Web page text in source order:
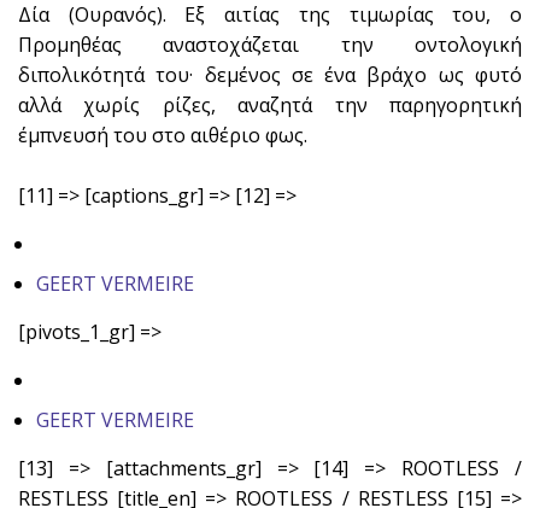
Δία (Ουρανός). Εξ αιτίας της τιμωρίας του, ο
Προμηθέας αναστοχάζεται την οντολογική
διπολικότητά του· δεμένος σε ένα βράχο ως φυτό
αλλά χωρίς ρίζες, αναζητά την παρηγορητική
έμπνευσή του στο αιθέριο φως.
[11] => [captions_gr] => [12] =>
GEERT VERMEIRE
[pivots_1_gr] =>
GEERT VERMEIRE
[13] => [attachments_gr] => [14] => ROOTLESS /
RESTLESS [title_en] => ROOTLESS / RESTLESS [15] =>